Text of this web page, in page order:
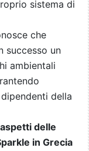
sistema di
che
successo un
ambientali
della
delle
in Grecia